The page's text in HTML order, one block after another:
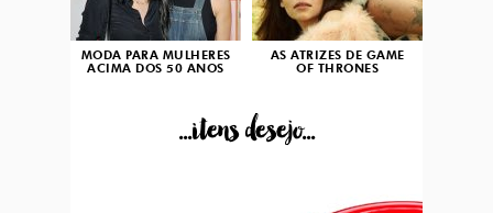
MODA PARA MULHERES
ACIMA DOS 50 ANOS
AS ATRIZES DE GAME
OF THRONES
...itens desejo...